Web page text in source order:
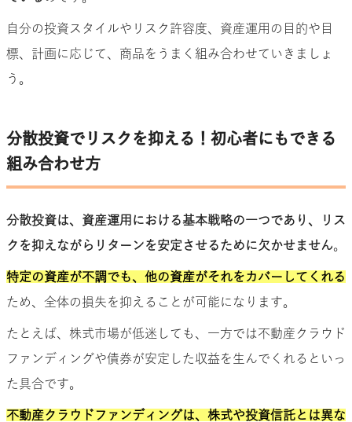
自分の投資スタイルやリスク許容度、資産運用の目的や目
標、計画に応じて、商品をうまく組み合わせていきましょ
う。
分散投資でリスクを抑える！初心者にもできる
組み合わせ方
分散投資は、資産運用における基本戦略の一つであり、リス
クを抑えながらリターンを安定させるために欠かせません。
特定の資産が不調でも、他の資産がそれをカバーしてくれる
ため、全体の損失を抑えることが可能になります。
たとえば、株式市場が低迷しても、一方では不動産クラウド
ファンディングや債券が安定した収益を生んでくれるといっ
た具合です。
不動産クラウドファンディングは、株式や投資信託とは異な